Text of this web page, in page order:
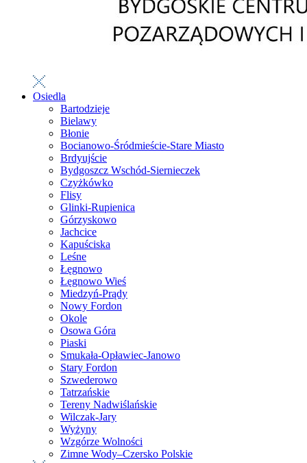
Osiedla
Bartodzieje
Bielawy
Błonie
Bocianowo-Śródmieście-Stare Miasto
Brdyujście
Bydgoszcz Wschód-Siernieczek
Czyżkówko
Flisy
Glinki-Rupienica
Górzyskowo
Jachcice
Kapuściska
Leśne
Łęgnowo
Łęgnowo Wieś
Miedzyń-Prądy
Nowy Fordon
Okole
Osowa Góra
Piaski
Smukała-Opławiec-Janowo
Stary Fordon
Szwederowo
Tatrzańskie
Tereny Nadwiślańskie
Wilczak-Jary
Wyżyny
Wzgórze Wolności
Zimne Wody–Czersko Polskie